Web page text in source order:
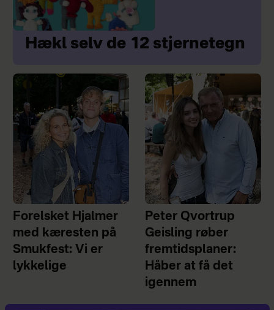
Hækl selv de 12 stjernetegn
Forelsket Hjalmer
med kæresten på
Smukfest: Vi er
lykkelige
Peter Qvortrup
Geisling røber
fremtidsplaner:
Håber at få det
igennem